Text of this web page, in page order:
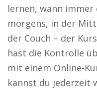
lernen, wann immer
morgens, in der
der Couch – der
hast die Kontrolle
mit einem Online-
kannst du jederzeit